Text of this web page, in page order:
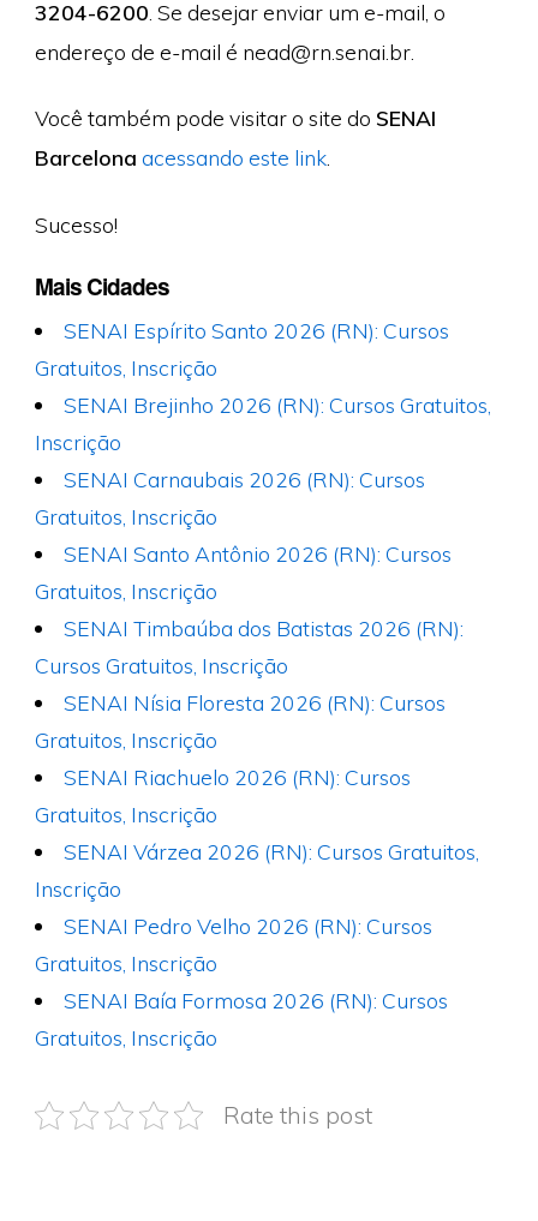
3204-6200 . Se desejar enviar um e-mail, o
endereço de e-mail é nead@rn.senai.br.
Você também pode visitar o site do SENAI
Barcelona acessando este link.
Sucesso!
Mais Cidades
SENAI Espírito Santo 2026 (RN): Cursos
Gratuitos, Inscrição
SENAI Brejinho 2026 (RN): Cursos Gratuitos,
Inscrição
SENAI Carnaubais 2026 (RN): Cursos
Gratuitos, Inscrição
SENAI Santo Antônio 2026 (RN): Cursos
Gratuitos, Inscrição
SENAI Timbaúba dos Batistas 2026 (RN):
Cursos Gratuitos, Inscrição
SENAI Nísia Floresta 2026 (RN): Cursos
Gratuitos, Inscrição
SENAI Riachuelo 2026 (RN): Cursos
Gratuitos, Inscrição
SENAI Várzea 2026 (RN): Cursos Gratuitos,
Inscrição
SENAI Pedro Velho 2026 (RN): Cursos
Gratuitos, Inscrição
SENAI Baía Formosa 2026 (RN): Cursos
Gratuitos, Inscrição
Rate this post